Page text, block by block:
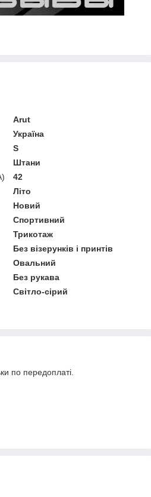
Arut
Україна
S
Штани
42
Літо
Новий
Спортивний
Трикотаж
Без візерунків і принтів
Овальний
Без рукава
Світло-сірий
по передоплаті.